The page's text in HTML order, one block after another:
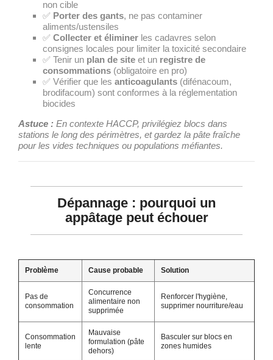
non cible
✅ Porter des gants, ne pas contaminer
aliments/ustensiles
✅ Collecter et éliminer les cadavres selon
consignes locales pour limiter la toxicité secondaire
✅ Tenir un plan de site et un registre de
consommations (obligatoire en pro)
✅ Vérifier que les anticoagulants (difénacoum,
brodifacoum) sont conformes à la réglementation
biocides
Astuce : En contexte HACCP, privilégiez blocs dans
stations le long des périmètres, et gardez la pâte fraîche
pour les vides techniques ou populations méfiantes.
Dépannage : pourquoi un
appâtage peut échouer
Problème Cause probable Solution
Pas de
consommation
Concurrence
alimentaire non
supprimée
Renforcer l'hygiène,
supprimer nourriture/eau
Consommation
lente
Mauvaise
formulation (pâte
dehors)
Basculer sur blocs en
zones humides